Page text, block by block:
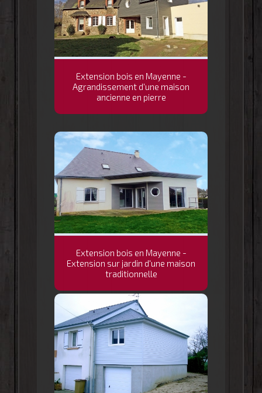
Extension bois en Mayenne -
Agrandissement d'une maison
ancienne en pierre
Extension bois en Mayenne -
Extension sur jardin d'une maison
traditionnelle